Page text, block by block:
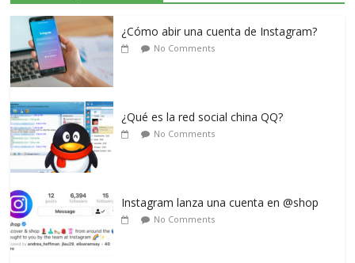
¿Cómo abir una cuenta de Instagram?
No Comments
¿Qué es la red social china QQ?
No Comments
Instagram lanza una cuenta en @shop
No Comments